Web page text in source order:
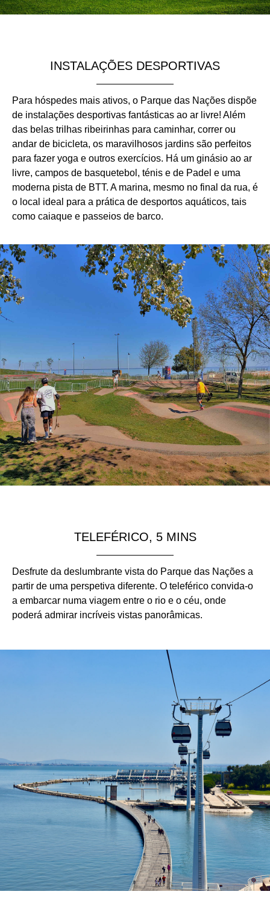
INSTALAÇÕES DESPORTIVAS
Para hóspedes mais ativos, o Parque das Nações dispõe
de instalações desportivas fantásticas ao ar livre! Além
das belas trilhas ribeirinhas para caminhar, correr ou
andar de bicicleta, os maravilhosos jardins são perfeitos
para fazer yoga e outros exercícios. Há um ginásio ao ar
livre, campos de basquetebol, ténis e de Padel e uma
moderna pista de BTT. A marina, mesmo no final da rua, é
o local ideal para a prática de desportos aquáticos, tais
como caiaque e passeios de barco.
TELEFÉRICO, 5 MINS
Desfrute da deslumbrante vista do Parque das Nações a
partir de uma perspetiva diferente. O teleférico convida-o
a embarcar numa viagem entre o rio e o céu, onde
poderá admirar incríveis vistas panorâmicas.